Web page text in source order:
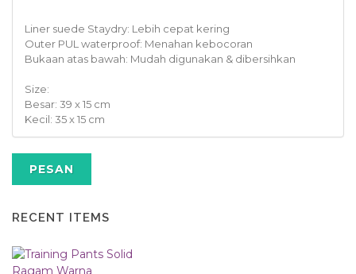
Liner suede Staydry: Lebih cepat kering
Outer PUL waterproof: Menahan kebocoran
Bukaan atas bawah: Mudah digunakan & dibersihkan
Size:
Besar: 39 x 15 cm
Kecil: 35 x 15 cm
PESAN
RECENT ITEMS